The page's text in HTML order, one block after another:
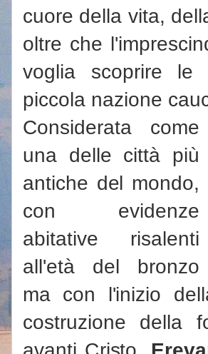
cuore della vita,
oltre che
voglia scoprire le
piccola nazione
Considerata come
una delle città più
antiche del mondo,
con evidenze
abitative risalenti
all'età del bronzo
ma con l'inizio
costruzione della